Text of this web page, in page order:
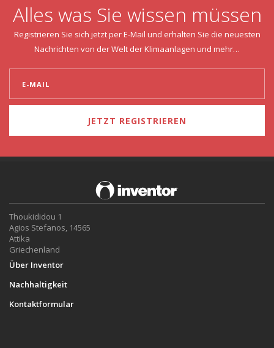
Alles was Sie wissen müssen
Registrieren Sie sich jetzt per E-Mail und erhalten Sie die neuesten
Nachrichten von der Welt der Klimaanlagen und mehr…
JETZT REGISTRIEREN
Thoukididou 1
Agios Stefanos, 14565
Attika
Griechenland
Über Inventor
Nachhaltigkeit
Kontaktformular